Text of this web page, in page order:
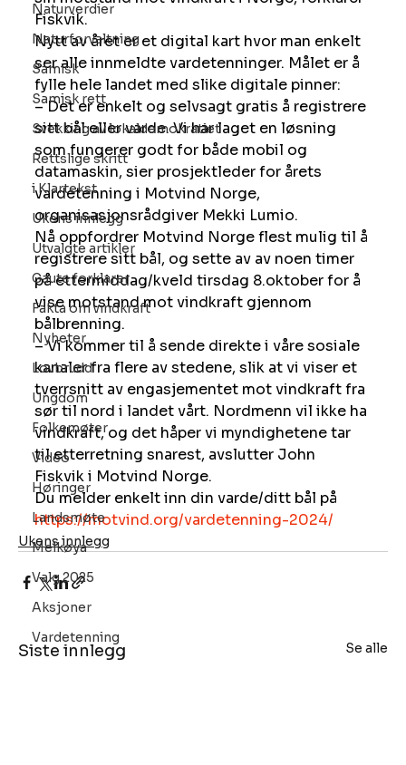
Naturverdier
Naturforvaltning
Samisk
Samisk rett
Svekking av lokaldemokratiet
Rettslige skritt
i Klartekst
Ukens innlegg
Utvalgte artikler
Gaute forklarer
Fakta om vindkraft
Nyheter
Lovbrudd
Ungdom
Folkemøter
Video
Høringer
Landsmøte
Melkøya
Valg 2025
Aksjoner
Vardetenning
Fiskvik.
Nytt av året er et digital kart hvor man enkelt
ser alle innmeldte vardetenninger. Målet er å
fylle hele landet med slike digitale pinner:
– Det er enkelt og selvsagt gratis å registrere
sitt bål eller varde. Vi har laget en løsning
som fungerer godt for både mobil og
datamaskin, sier prosjektleder for årets
vardetenning i Motvind Norge,
organisasjonsrådgiver Mekki Lumio.
Nå oppfordrer Motvind Norge flest mulig til å
registrere sitt bål, og sette av av noen timer
på ettermiddag/kveld tirsdag 8.oktober for å
vise motstand mot vindkraft gjennom
bålbrenning.
– Vi kommer til å sende direkte i våre sosiale
kanaler fra flere av stedene, slik at vi viser et
tverrsnitt av engasjementet mot vindkraft fra
sør til nord i landet vårt. Nordmenn vil ikke ha
vindkraft, og det håper vi myndighetene tar
til etterretning snarest, avslutter John
Fiskvik i Motvind Norge.
Du melder enkelt inn din varde/ditt bål på
https://motvind.org/vardetenning-2024/
Ukens innlegg
Siste innlegg Se alle